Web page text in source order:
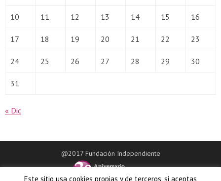
10 11 12 13 14 15 16
17 18 19 20 21 22 23
24 25 26 27 28 29 30
31
« Dic
@2017 Fundación Independiente
Este sitio usa cookies propias y de terceros, si aceptas